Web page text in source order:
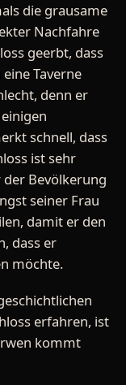
die grausame
Nachfahre
geerbt, dass
Taverne
denn er
schnell, dass
ist sehr
Bevölkerung
seiner Frau
damit er den
dass er
möchte.
erfahren, ist
kommt